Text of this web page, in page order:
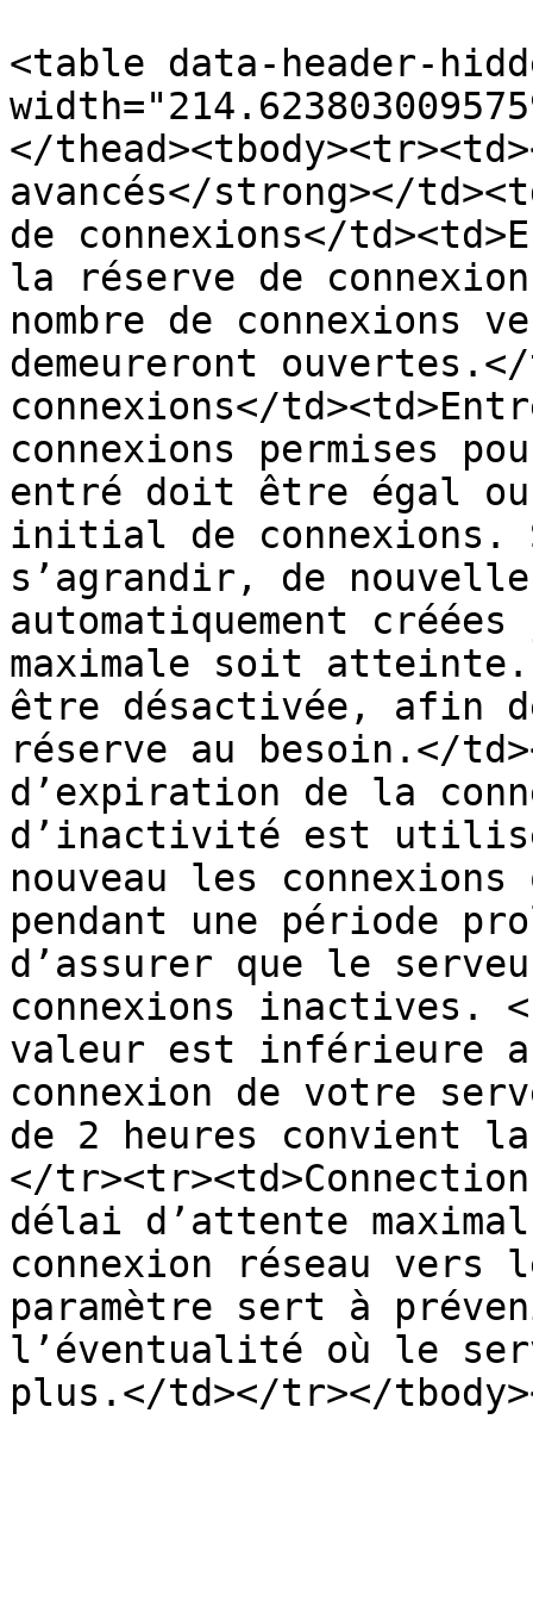
<table data-header-
</
avancés</strong></
de connexions</
la réserve de
nombre de connexions
demeureront
connexions</
connexions permises
entré doit être égal ou
initial de
s’agrandir, de
automatiquement
maximale soit atteinte.
être désactivée, afin
réserve au besoin.</
d’expiration de la
d’inactivité est
nouveau les
pendant une période
d’assurer que le
connexions inactives.
valeur est inférieure
connexion de votre
de 2 heures convient
</
délai d’attente
connexion réseau
paramètre sert à
l’éventualité où le